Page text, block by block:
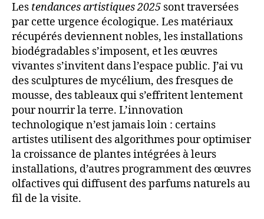
Les tendances artistiques 2025 sont traversées
par cette urgence écologique. Les matériaux
récupérés deviennent nobles, les installations
biodégradables s’imposent, et les œuvres
vivantes s’invitent dans l’espace public. J’ai vu
des sculptures de mycélium, des fresques de
mousse, des tableaux qui s’effritent lentement
pour nourrir la terre. L’innovation
technologique n’est jamais loin : certains
artistes utilisent des algorithmes pour optimiser
la croissance de plantes intégrées à leurs
installations, d’autres programment des œuvres
olfactives qui diffusent des parfums naturels au
fil de la visite.